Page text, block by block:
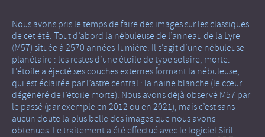
Nous avons pris le temps de faire des images sur les classiques
de cet été. Tout d’abord la nébuleuse de l’anneau de la Lyre
(M57) située à 2570 années-lumière. Il s’agit d’une nébuleuse
planétaire : les restes d’une étoile de type solaire, morte.
L’étoile a éjecté ses couches externes formant la nébuleuse,
qui est éclairée par l’astre central : la naine blanche (le cœur
dégénéré de l’étoile morte). Nous avons déjà observé M57 par
le passé (par exemple en 2012 ou en 2021), mais c’est sans
aucun doute la plus belle des images que nous avons
obtenues. Le traitement a été effectué avec le logiciel Siril.